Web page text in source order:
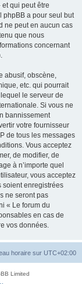
et qui peut être
phpBB a pour seul but
ne peut en aucun cas
que nous
concernant
abusif, obscène,
etc. qui pourrait
le serveur de
Si vous ne
bannissement
votre fournisseur
de tous les messages
Vous acceptez
de modifier, de
à n’importe quel
vous acceptez
soient enregistrées
ne seront pas
« Le forum du
en cas de
vos données.
horaire sur UTC+02:00
Limited